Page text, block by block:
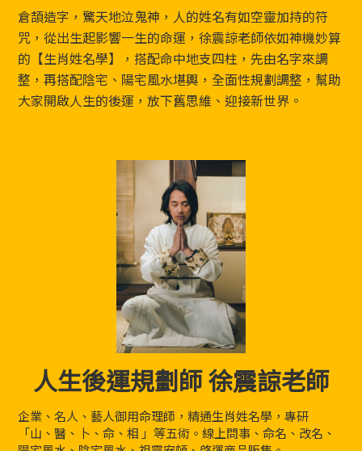
Footer
倉頡造字，驚天地泣鬼神，人的姓名有如空靈加持的符
咒，從出生起影響一生的命運，徐震諒老師依如神機妙算
的【生肖姓名學】，搭配命中地支四柱，先由名字來調
整，再搭配陰宅、陽宅風水堪輿，全面性規劃調整，幫助
大家開啟人生的後運，放下舊思維、迎接新世界。
人生後運規劃師 徐震諒老師
企業、名人、藝人御用命理師，精通生肖姓名學，專研
「山、醫、卜、命、相 」等五術。線上問事、命名、改名、